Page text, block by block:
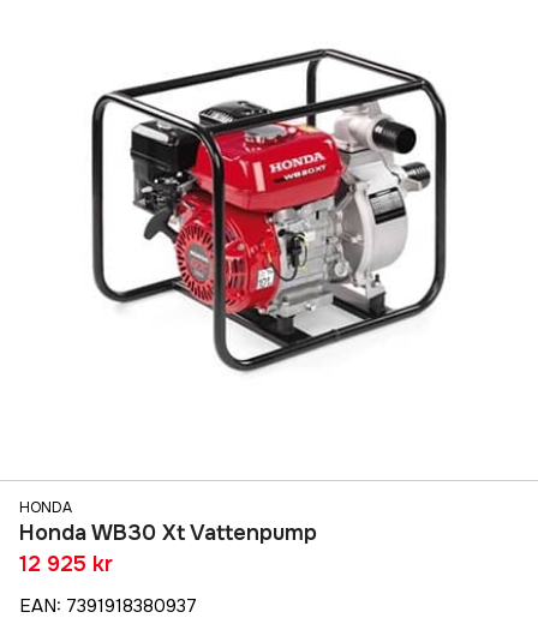
HONDA
Honda WB30 Xt Vattenpump
12 925 kr
EAN: 7391918380937